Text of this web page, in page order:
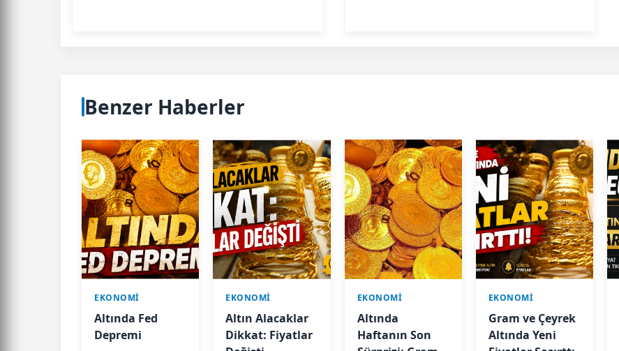
Benzer Haberler
EKONOMİ
Altında Fed
Depremi
EKONOMİ
Altın Alacaklar
Dikkat: Fiyatlar
EKONOMİ
Altında
Haftanın Son
EKONOMİ
Gram ve Çeyrek
Altında Yeni